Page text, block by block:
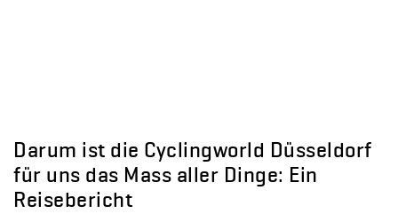
Darum ist die Cyclingworld Düsseldorf
für uns das Mass aller Dinge: Ein
Reisebericht